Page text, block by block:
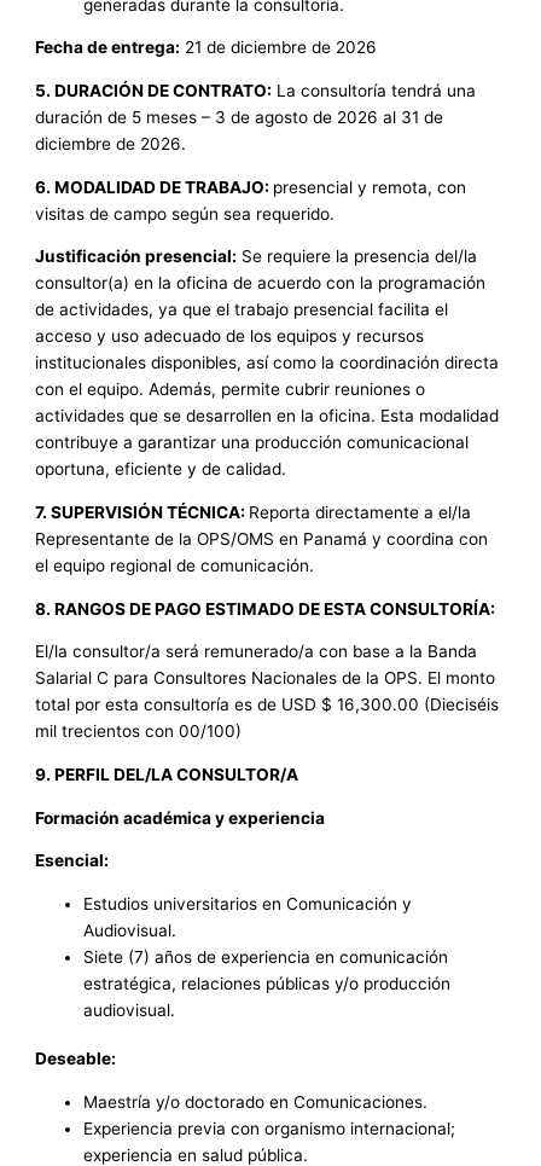
generadas durante la consultoría.
Fecha de entrega: 21 de diciembre de 2026
5. DURACIÓN DE CONTRATO: La consultoría tendrá una
duración de 5 meses – 3 de agosto de 2026 al 31 de
diciembre de 2026.
6. MODALIDAD DE TRABAJO: presencial y remota, con
visitas de campo según sea requerido.
Justificación presencial: Se requiere la presencia del/la
consultor(a) en la oficina de acuerdo con la programación
de actividades, ya que el trabajo presencial facilita el
acceso y uso adecuado de los equipos y recursos
institucionales disponibles, así como la coordinación directa
con el equipo. Además, permite cubrir reuniones o
actividades que se desarrollen en la oficina. Esta modalidad
contribuye a garantizar una producción comunicacional
oportuna, eficiente y de calidad.
7. SUPERVISIÓN TÉCNICA: Reporta directamente a el/la
Representante de la OPS/OMS en Panamá y coordina con
el equipo regional de comunicación.
8. RANGOS DE PAGO ESTIMADO DE ESTA CONSULTORÍA:
El/la consultor/a será remunerado/a con base a la Banda
Salarial C para Consultores Nacionales de la OPS. El monto
total por esta consultoría es de USD $ 16,300.00 (Dieciséis
mil trecientos con 00/100)
9. PERFIL DEL/LA CONSULTOR/A
Formación académica y experiencia
Esencial:
Estudios universitarios en Comunicación y
Audiovisual.
Siete (7) años de experiencia en comunicación
estratégica, relaciones públicas y/o producción
audiovisual.
Deseable:
Maestría y/o doctorado en Comunicaciones.
Experiencia previa con organismo internacional;
experiencia en salud pública.